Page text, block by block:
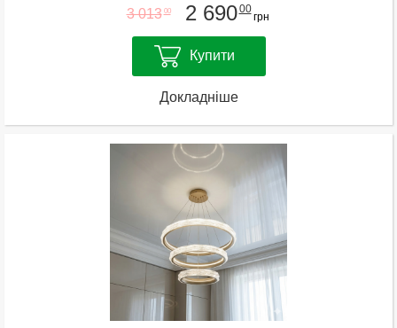
3 013 00 2 69000
грн
Купити
Докладніше